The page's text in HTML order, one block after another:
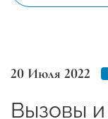
20 Июля 2022
Вызовы